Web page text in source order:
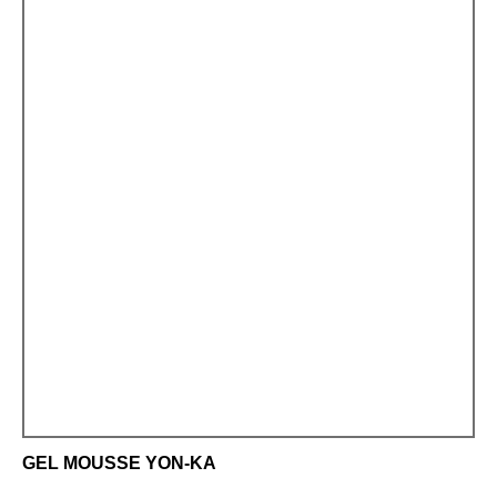
GEL MOUSSE YON-KA